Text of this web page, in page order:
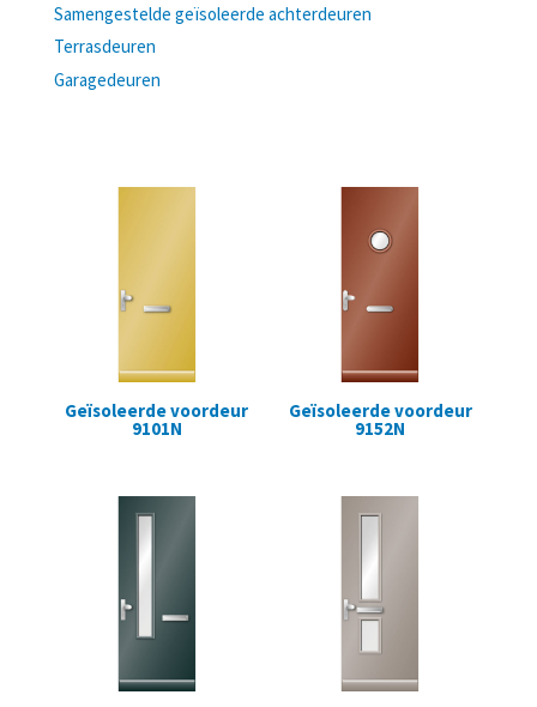
Samengestelde geïsoleerde achterdeuren
Terrasdeuren
Garagedeuren
Geïsoleerde voordeur
9101N
Geïsoleerde voordeur
9152N